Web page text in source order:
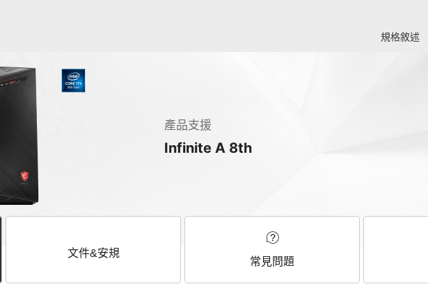
規格敘述
產品支援
Infinite A 8th
文件&安規
常見問題